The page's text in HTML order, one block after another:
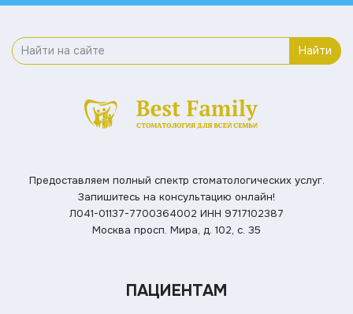
Найти
Предоставляем полный спектр стоматологических услуг.
Запишитесь на консультацию онлайн!
Л041-01137-7700364002 ИНН 9717102387
Москва просп. Мира, д. 102, с. 35
ПАЦИЕНТАМ